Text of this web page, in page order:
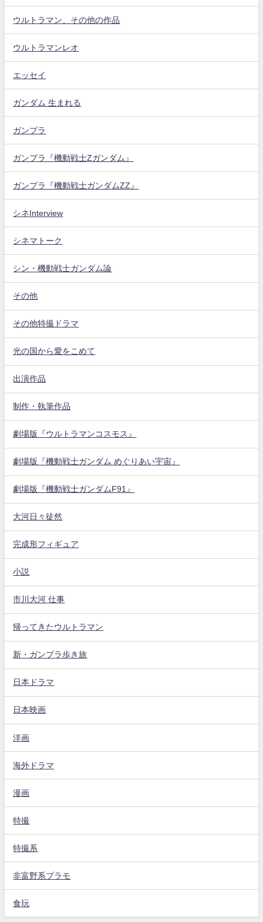
ウルトラマン、その他の作品
ウルトラマンレオ
エッセイ
ガンダム 生まれる
ガンプラ
ガンプラ『機動戦士Zガンダム』
ガンプラ『機動戦士ガンダムZZ』
シネInterview
シネマトーク
シン・機動戦士ガンダム論
その他
その他特撮ドラマ
光の国から愛をこめて
出演作品
制作・執筆作品
劇場版『ウルトラマンコスモス』
劇場版『機動戦士ガンダム めぐりあい宇宙』
劇場版『機動戦士ガンダムF91』
大河日々徒然
完成形フィギュア
小説
市川大河 仕事
帰ってきたウルトラマン
新・ガンプラ歩き旅
日本ドラマ
日本映画
洋画
海外ドラマ
漫画
特撮
特撮系
非富野系プラモ
食玩